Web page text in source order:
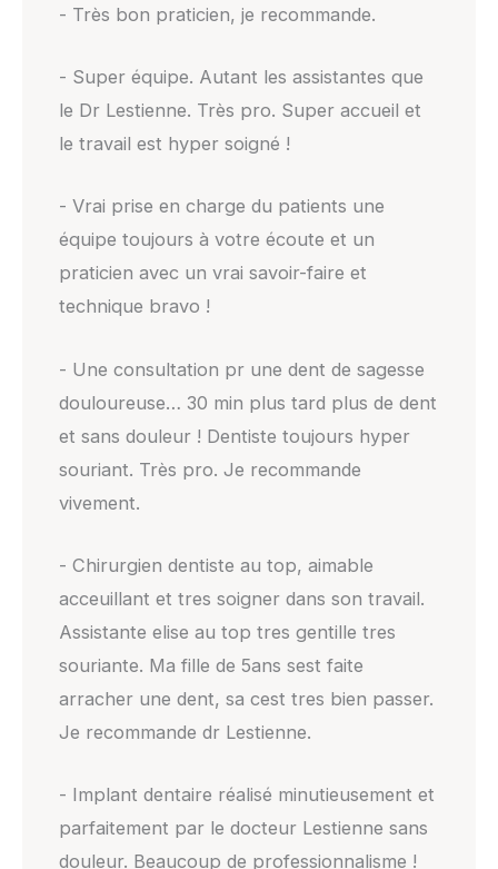
- Très bon praticien, je recommande.
- Super équipe. Autant les assistantes que
le Dr Lestienne. Très pro. Super accueil et
le travail est hyper soigné !
- Vrai prise en charge du patients une
équipe toujours à votre écoute et un
praticien avec un vrai savoir-faire et
technique bravo !
- Une consultation pr une dent de sagesse
douloureuse… 30 min plus tard plus de dent
et sans douleur ! Dentiste toujours hyper
souriant. Très pro. Je recommande
vivement.
- Chirurgien dentiste au top, aimable
acceuillant et tres soigner dans son travail.
Assistante elise au top tres gentille tres
souriante. Ma fille de 5ans sest faite
arracher une dent, sa cest tres bien passer.
Je recommande dr Lestienne.
- Implant dentaire réalisé minutieusement et
parfaitement par le docteur Lestienne sans
douleur. Beaucoup de professionnalisme !